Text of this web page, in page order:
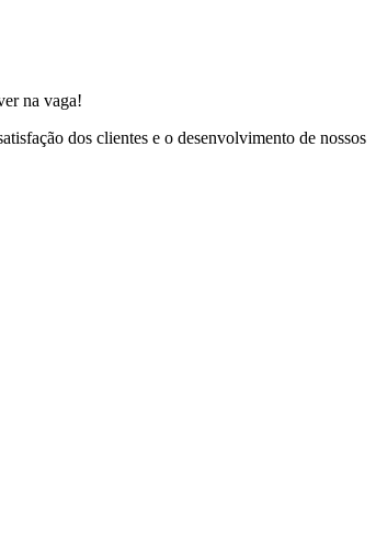
na vaga!
dos clientes e o desenvolvimento de nossos